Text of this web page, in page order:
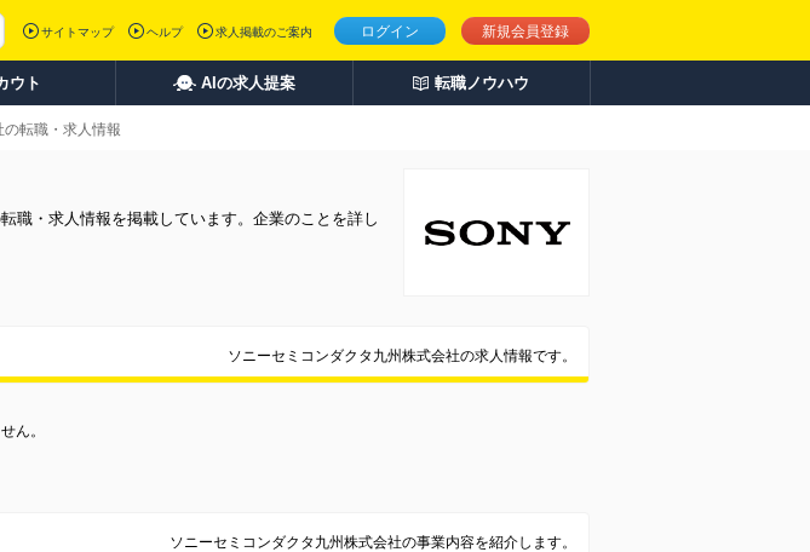
ログイン 新規会員登録
サイトマップ ヘルプ 求人掲載のご案内
ウト AIの求人提案 転職ノウハウ
転職・求人情報
職・求人情報を掲載しています。企業のことを詳し
ソニーセミコンダクタ九州株式会社の求人情報です。
ん。
ソニーセミコンダクタ九州株式会社の事業内容を紹介します。